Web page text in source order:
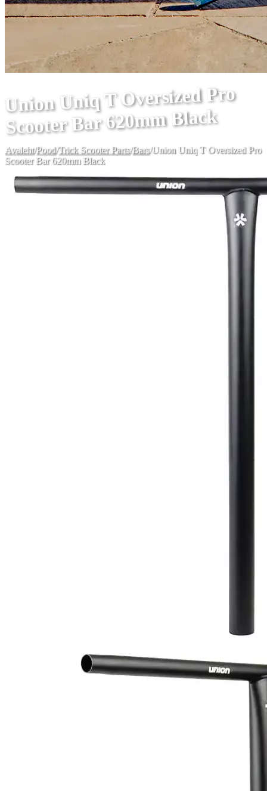
Union Uniq T Oversized Pro
Scooter Bar 620mm Black
Avaleht/Pood/Trick Scooter Parts/Bars/Union Uniq T Oversized Pro
Scooter Bar 620mm Black